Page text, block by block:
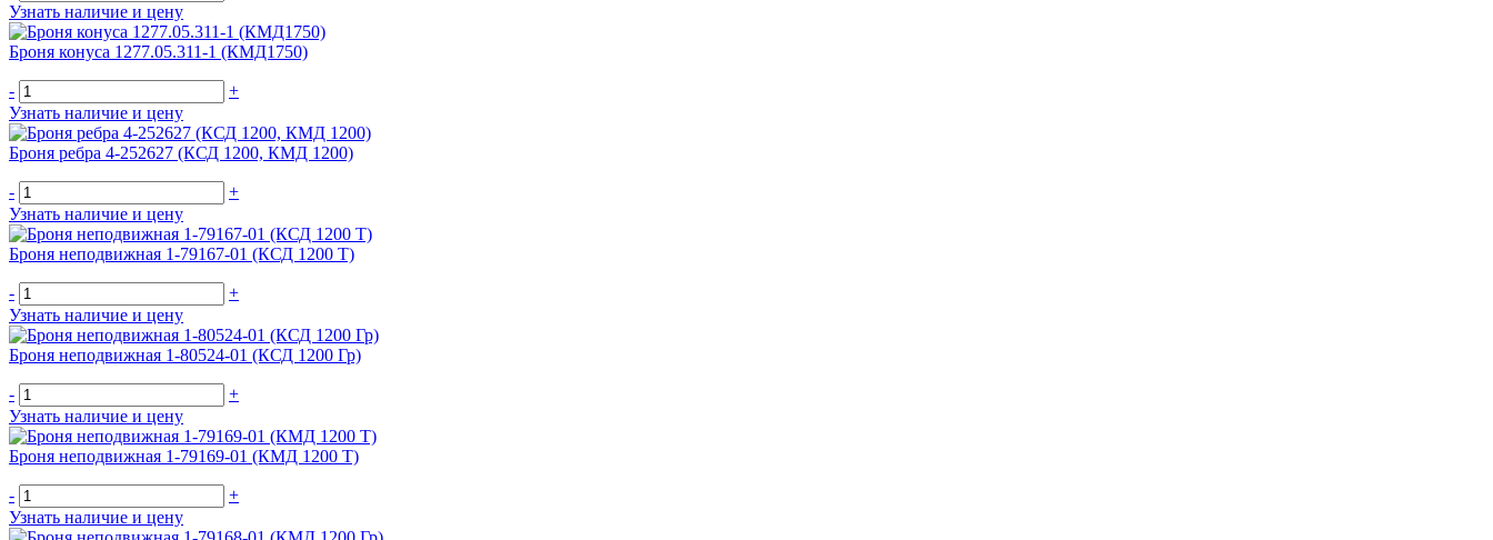
Узнать наличие и цену
Броня конуса 1277.05.311-1 (КМД1750)
-
+
Узнать наличие и цену
Броня ребра 4-252627 (КСД 1200, КМД 1200)
-
+
Узнать наличие и цену
Броня неподвижная 1-79167-01 (КСД 1200 Т)
-
+
Узнать наличие и цену
Броня неподвижная 1-80524-01 (КСД 1200 Гр)
-
+
Узнать наличие и цену
Броня неподвижная 1-79169-01 (КМД 1200 Т)
-
+
Узнать наличие и цену